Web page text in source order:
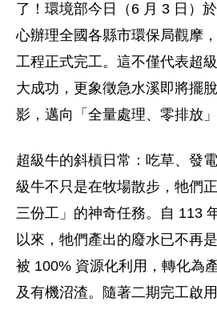
了！環境部今日（ 6 月 3 日）
心辦理全國各縣市環保局觀摩，
工程正式完工。這不僅代表超級
大成功，更象徵急水溪即將擺
影，邁向「 全量處理、零排放
超級牛的斜槓日常：吃草、發
級牛不只是在牧場散步，牠們
三份工」 的神奇任務。自 113
以來，牠們產出的廢水已不再
被 100% 資源化利用，轉化為
及有機沼渣。 隨著二期完工啟